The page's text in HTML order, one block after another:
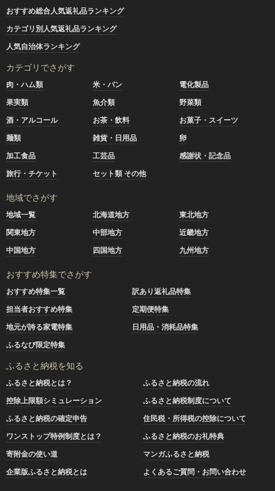
おすすめ総合人気返礼品ランキング
カテゴリ別人気返礼品ランキング
人気自治体ランキング
カテゴリでさがす
肉・ハム類 米・パン
電化製品
果実類
魚介類
野菜類
酒・アルコール
お茶・飲料
お菓子・スイーツ
麺類
雑貨・日用品
卵
加工食品
工芸品
感謝状・記念品
旅行・チケット
セット類 その他
地域でさがす
地域一覧 北海道地方
東北地方
関東地方
中部地方
近畿地方
中国地方
四国地方 九州地方
おすすめ特集でさがす
おすすめ特集一覧
訳あり返礼品特集
担当者おすすめ特集
定期便特集
地元が誇る家電特集
日用品・消耗品特集
ふるなび限定特集
ふるさと納税を知る
ふるさと納税とは？
ふるさと納税の流れ
控除上限額シミュレーション
ふるさと納税制度について
ふるさと納税の確定申告
住民税・所得税の控除について
ワンストップ特例制度とは？
ふるさと納税のお礼特典
寄附金の使い道
マンガふるさと納税
企業版ふるさと納税とは
よくあるご質問・お問い合わせ